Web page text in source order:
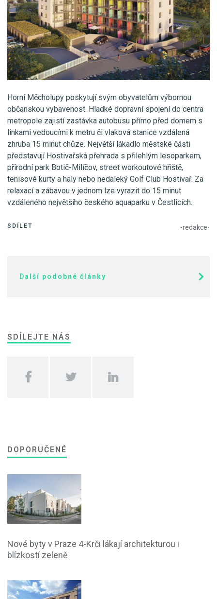
Horní Měcholupy poskytují svým obyvatelům výbornou
občanskou vybavenost. Hladké dopravní spojení do centra
metropole zajistí zastávka autobusu přímo před domem s
linkami vedoucími k metru či vlaková stanice vzdálená
zhruba 15 minut chůze. Největší lákadlo městské části
představují Hostivařská přehrada s přilehlým lesoparkem,
přírodní park Botič-Milíčov, street workoutové hřiště,
tenisové kurty a haly nebo nedaleký Golf Club Hostivař. Za
relaxací a zábavou v jednom lze vyrazit do 15 minut
vzdáleného největšího českého aquaparku v Čestlicích.
-redakce-
SDÍLET
Další podobné články
SDÍLEJTE NÁS
DOPORUČENÉ
Nové byty v Praze 4-Krči lákají architekturou i
blízkostí zeleně